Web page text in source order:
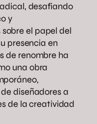
desafiando
y
el papel del
presencia en
de renombre ha
una obra
diseñadores a
de la creatividad